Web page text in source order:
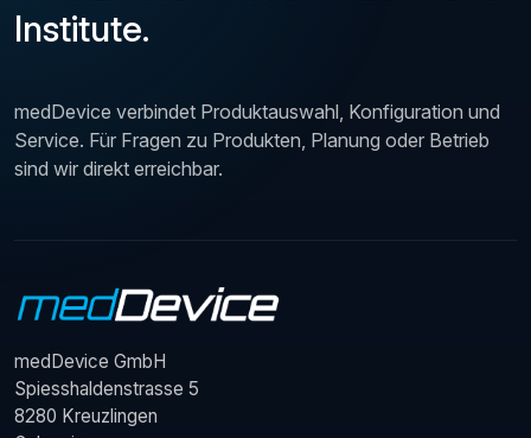
Institute.
medDevice verbindet Produktauswahl, Konfiguration und
Service. Für Fragen zu Produkten, Planung oder Betrieb
sind wir direkt erreichbar.
medDevice GmbH
Spiesshaldenstrasse 5
8280 Kreuzlingen